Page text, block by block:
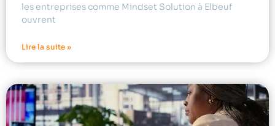
les entreprises comme Mindset Solution à Elbeuf
ouvrent
Lire la suite »